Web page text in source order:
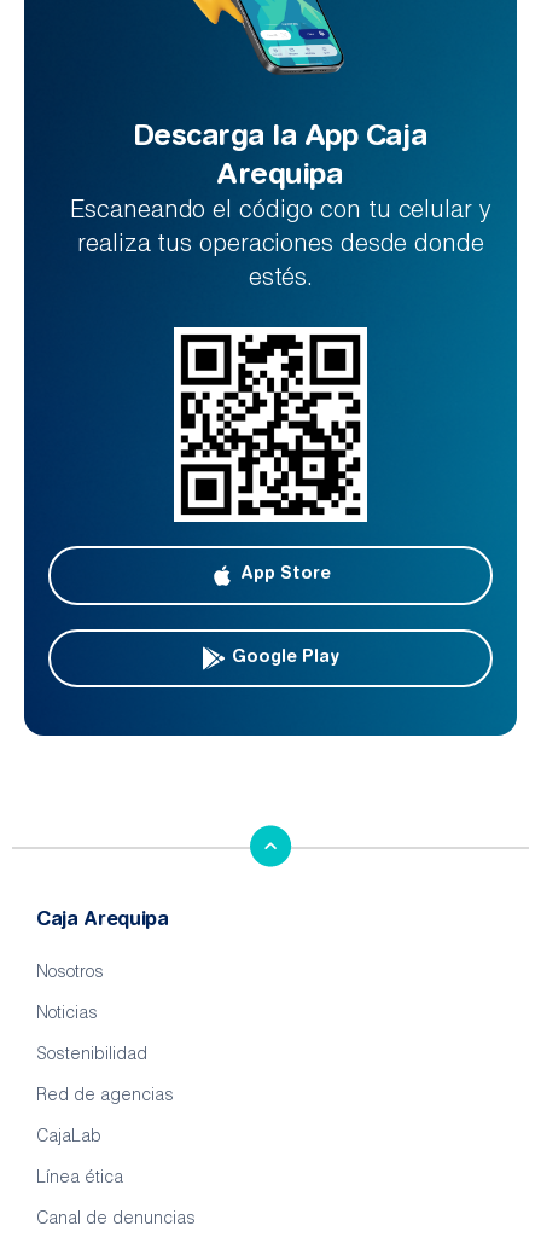
Descarga la App Caja
Arequipa
Escaneando el código con tu celular y
realiza tus operaciones desde donde
estés.
App Store
Google Play
Caja Arequipa
Nosotros
Noticias
Sostenibilidad
Red de agencias
CajaLab
Línea ética
Canal de denuncias